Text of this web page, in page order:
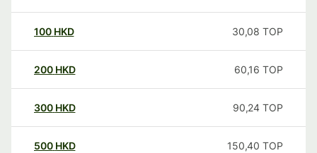
100 HKD 30,08 TOP
200 HKD 60,16 TOP
300 HKD 90,24 TOP
500 HKD 150,40 TOP